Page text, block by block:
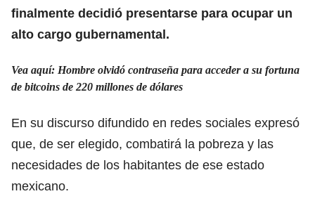
finalmente decidió presentarse para ocupar un
alto cargo gubernamental.
Vea aquí: Hombre olvidó contraseña para acceder a su fortuna
de bitcoins de 220 millones de dólares
En su discurso difundido en redes sociales expresó
que, de ser elegido, combatirá la pobreza y las
necesidades de los habitantes de ese estado
mexicano.